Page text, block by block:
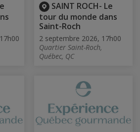
SAINT ROCH- Le
tour du monde dans
Saint-Roch
2 septembre 2026, 17h00
Quartier Saint-Roch,
Québec, QC